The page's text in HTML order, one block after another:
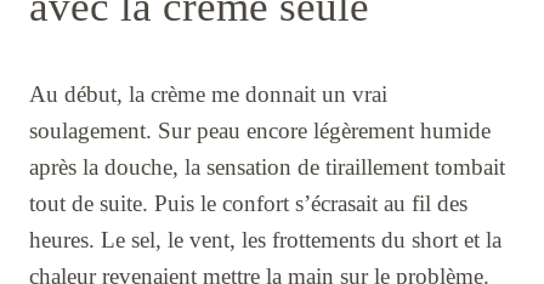
Au début, la crème me donnait un vrai
soulagement. Sur peau encore légèrement humide
après la douche, la sensation de tiraillement tombait
tout de suite. Puis le confort s’écrasait au fil des
heures. Le sel, le vent, les frottements du short et la
chaleur revenaient mettre la main sur le problème.